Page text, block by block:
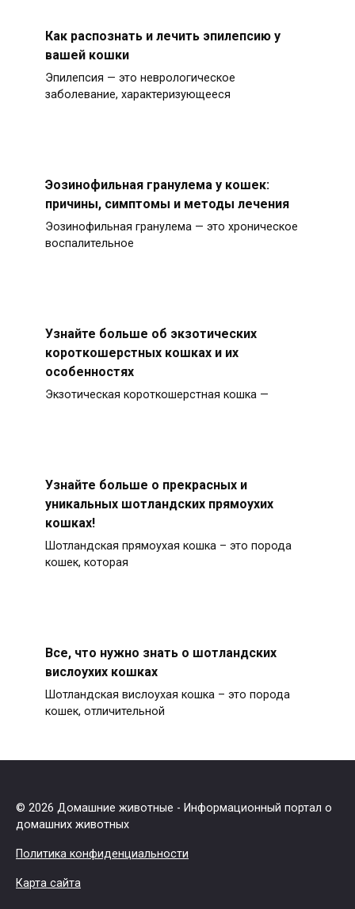
Как распознать и лечить эпилепсию у
вашей кошки
Эпилепсия — это неврологическое
заболевание, характеризующееся
Эозинофильная гранулема у кошек:
причины, симптомы и методы лечения
Эозинофильная гранулема — это хроническое
воспалительное
Узнайте больше об экзотических
короткошерстных кошках и их
особенностях
Экзотическая короткошерстная кошка —
Узнайте больше о прекрасных и
уникальных шотландских прямоухих
кошках!
Шотландская прямоухая кошка – это порода
кошек, которая
Все, что нужно знать о шотландских
вислоухих кошках
Шотландская вислоухая кошка – это порода
кошек, отличительной
© 2026 Домашние животные - Информационный портал о
домашних животных
Политика конфиденциальности
Карта сайта